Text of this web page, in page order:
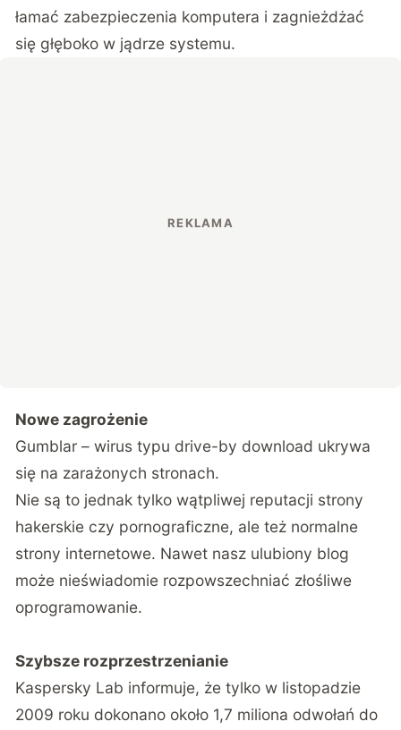
łamać zabezpieczenia komputera i zagnieżdżać
się głęboko w jądrze systemu.
Nowe zagrożenie
Gumblar – wirus typu drive-by download ukrywa
się na zarażonych stronach.
Nie są to jednak tylko wątpliwej reputacji strony
hakerskie czy pornograficzne, ale też normalne
strony internetowe. Nawet nasz ulubiony blog
może nieświadomie rozpowszechniać złośliwe
oprogramowanie.
Szybsze rozprzestrzenianie
Kaspersky Lab informuje, że tylko w listopadzie
2009 roku dokonano około 1,7 miliona odwołań do